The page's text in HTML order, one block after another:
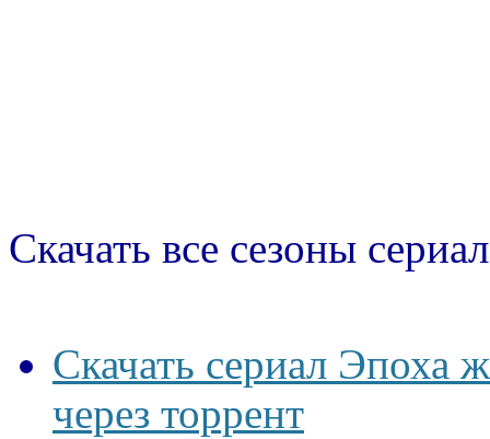
Скачать все сезоны
Скачать сериал Эпоха
через торрент